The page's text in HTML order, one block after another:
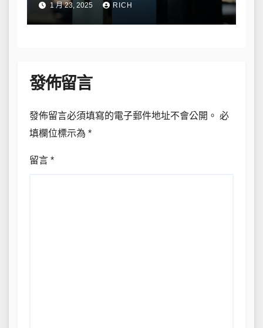
1 月 23, 2025 RICH
發佈留言
發佈留言必須填寫的電子郵件地址不會公開。 必
填欄位標示為 *
留言 *